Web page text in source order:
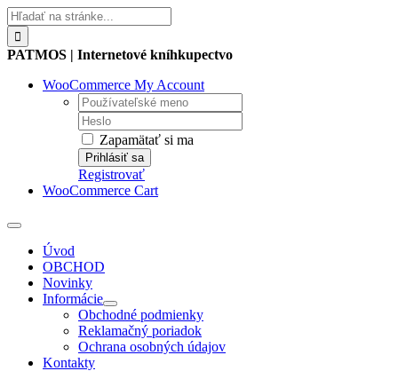
Skip
to
content
Hľadať:
PATMOS | Internetové kníhkupectvo
WooCommerce My Account
Username:
Password:
Zapamätať si ma
Registrovať
WooCommerce Cart
Toggle
Navigation
Úvod
OBCHOD
Novinky
Informácie
Obchodné podmienky
Reklamačný poriadok
Ochrana osobných údajov
Kontakty